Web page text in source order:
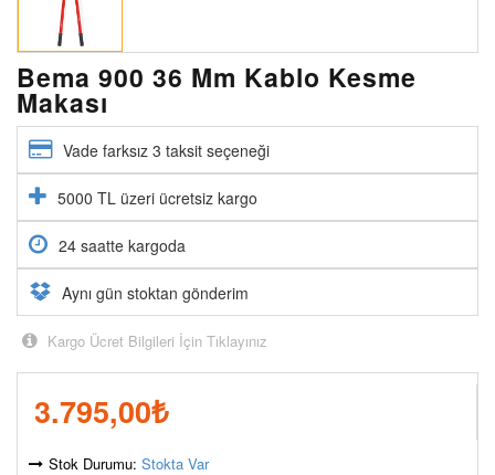
Bema 900 36 Mm Kablo Kesme
Makası
Vade farksız 3 taksit seçeneği
5000 TL üzeri ücretsiz kargo
24 saatte kargoda
Aynı gün stoktan gönderim
Kargo Ücret Bilgileri İçin Tıklayınız
3.795,00₺
Stok Durumu: Stokta Var